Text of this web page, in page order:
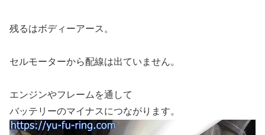
残るはボディーアース。
セルモーターから配線は出ていません。
エンジンやフレームを通して
バッテリーのマイナスにつながります。